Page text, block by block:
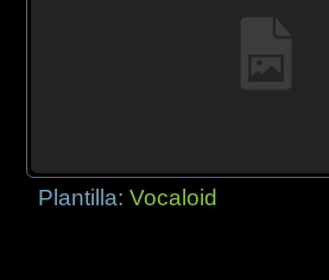
Plantilla:Vocaloid